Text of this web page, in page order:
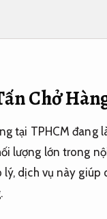
Chở
tại TPHCM
lượng lớn trong
lý, dịch vụ này